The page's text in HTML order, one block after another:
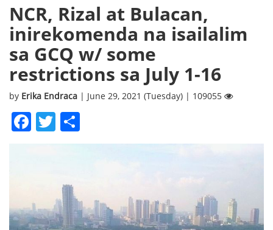
NCR, Rizal at Bulacan,
inirekomenda na isailalim
sa GCQ w/ some
restrictions sa July 1-16
by Erika Endraca | June 29, 2021 (Tuesday) | 109055
Facebook
Twitter